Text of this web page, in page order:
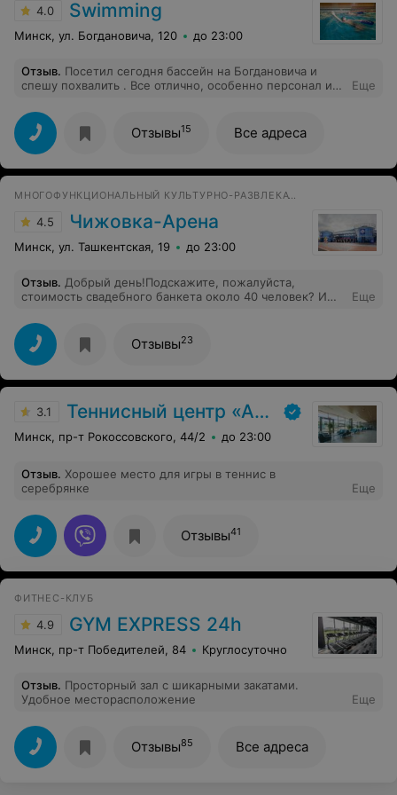
4.0 Swimming
Минск, ул. Богдановича, 120 до 23:00
Отзыв. Посетил сегодня бассейн на Богдановича и
спешу похвалить . Все отлично, особенно персонал и
Еще
Отзывы15 Все адреса
МНОГОФУНКЦИОНАЛЬНЫЙ КУЛЬТУРНО-РАЗВЛЕКАТЕЛЬНЫЙ СПОРТИВНЫЙ КОМПЛЕКС
4.5 Чижовка-Арена
Минск, ул. Ташкентская, 19 до 23:00
Отзыв. Добрый день!Подскажите, пожалуйста,
стоимость свадебного банкета около 40 человек? И
сентября. Masha9972@gmail.com
Еще
Отзывы23
3.1 Теннисный центр «Аква-Минск»
Минск, пр-т Рокоссовского, 44/2 до 23:00
Отзыв. Хорошее место для игры в теннис в
серебрянке
Еще
Отзывы41
ФИТНЕС-КЛУБ
4.9 GYM EXPRESS 24h
Минск, пр-т Победителей, 84 Круглосуточно
Отзыв. Просторный зал с шикарными закатами.
Удобное месторасположение
Еще
Отзывы85 Все адреса